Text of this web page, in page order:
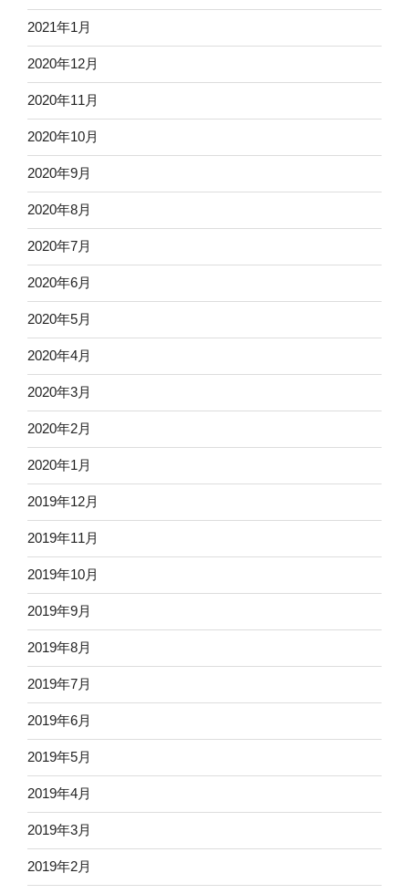
2021年1月
2020年12月
2020年11月
2020年10月
2020年9月
2020年8月
2020年7月
2020年6月
2020年5月
2020年4月
2020年3月
2020年2月
2020年1月
2019年12月
2019年11月
2019年10月
2019年9月
2019年8月
2019年7月
2019年6月
2019年5月
2019年4月
2019年3月
2019年2月